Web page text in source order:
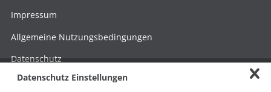
Impressum
Allgemeine Nutzungsbedingungen
Datenschutz
Hinweisgebersystem nach HinSchG
Datenschutz Einstellungen